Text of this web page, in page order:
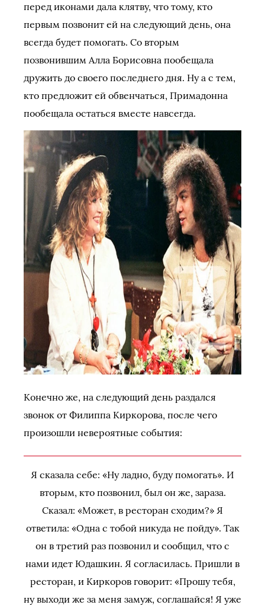
перед иконами дала клятву, что тому, кто
первым позвонит ей на следующий день, она
всегда будет помогать. Со вторым
позвонившим Алла Борисовна пообещала
дружить до своего последнего дня. Ну а с тем,
кто предложит ей обвенчаться, Примадонна
пообещала остаться вместе навсегда.
Конечно же, на следующий день раздался
звонок от Филиппа Киркорова, после чего
произошли невероятные события:
Я сказала себе: «Ну ладно, буду помогать». И
вторым, кто позвонил, был он же, зараза.
Сказал: «Может, в ресторан сходим?» Я
ответила: «Одна с тобой никуда не пойду». Так
он в третий раз позвонил и сообщил, что с
нами идет Юдашкин. Я согласилась. Пришли в
ресторан, и Киркоров говорит: «Прошу тебя,
ну выходи же за меня замуж, соглашайся! Я уже